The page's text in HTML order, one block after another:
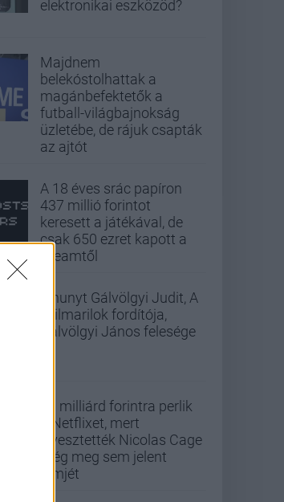
elektronikai eszközöd?
Majdnem
belekóstolhattak a
magánbefektetők a
futball-világbajnokság
üzletébe, de rájuk csapták
az ajtót
A 18 éves srác papíron
437 millió forintot
keresett a játékával, de
csak 650 ezret kapott a
Steamtől
Elhunyt Gálvölgyi Judit, A
szilmarilok fordítója,
Gálvölgyi János felesége
33 milliárd forintra perlik
a Netflixet, mert
elvesztették Nicolas Cage
még meg sem jelent
filmjét